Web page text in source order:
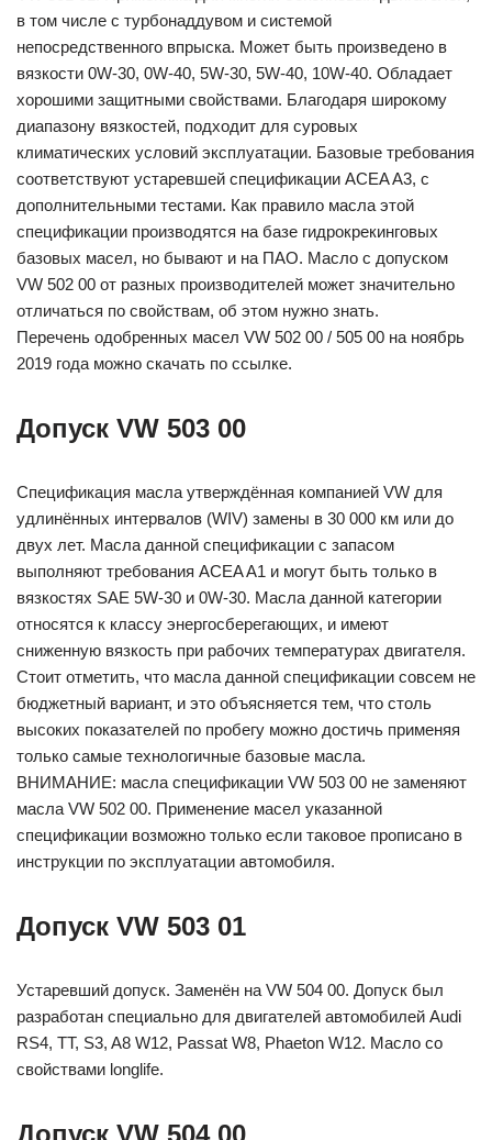
в том числе с турбонаддувом и системой
непосредственного впрыска. Может быть произведено в
вязкости 0W-30, 0W-40, 5W-30, 5W-40, 10W-40. Обладает
хорошими защитными свойствами. Благодаря широкому
диапазону вязкостей, подходит для суровых
климатических условий эксплуатации. Базовые требования
соответствуют устаревшей спецификации ACEA A3, с
дополнительными тестами. Как правило масла этой
спецификации производятся на базе гидрокрекинговых
базовых масел, но бывают и на ПАО. Масло с допуском
VW 502 00 от разных производителей может значительно
отличаться по свойствам, об этом нужно знать.
Перечень одобренных масел VW 502 00 / 505 00 на ноябрь
2019 года можно скачать по ссылке.
Допуск VW 503 00
Спецификация масла утверждённая компанией VW для
удлинённых интервалов (WIV) замены в 30 000 км или до
двух лет. Масла данной спецификации с запасом
выполняют требования ACEA A1 и могут быть только в
вязкостях SAE 5W-30 и 0W-30. Масла данной категории
относятся к классу энергосберегающих, и имеют
сниженную вязкость при рабочих температурах двигателя.
Стоит отметить, что масла данной спецификации совсем не
бюджетный вариант, и это объясняется тем, что столь
высоких показателей по пробегу можно достичь применяя
только самые технологичные базовые масла.
ВНИМАНИЕ: масла спецификации VW 503 00 не заменяют
масла VW 502 00. Применение масел указанной
спецификации возможно только если таковое прописано в
инструкции по эксплуатации автомобиля.
Допуск VW 503 01
Устаревший допуск. Заменён на VW 504 00. Допуск был
разработан специально для двигателей автомобилей Audi
RS4, TT, S3, A8 W12, Passat W8, Phaeton W12. Масло со
свойствами longlife.
Допуск VW 504 00